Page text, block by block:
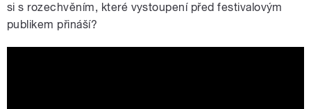
si s rozechvěním, které vystoupení před festivalovým
publikem přináší?